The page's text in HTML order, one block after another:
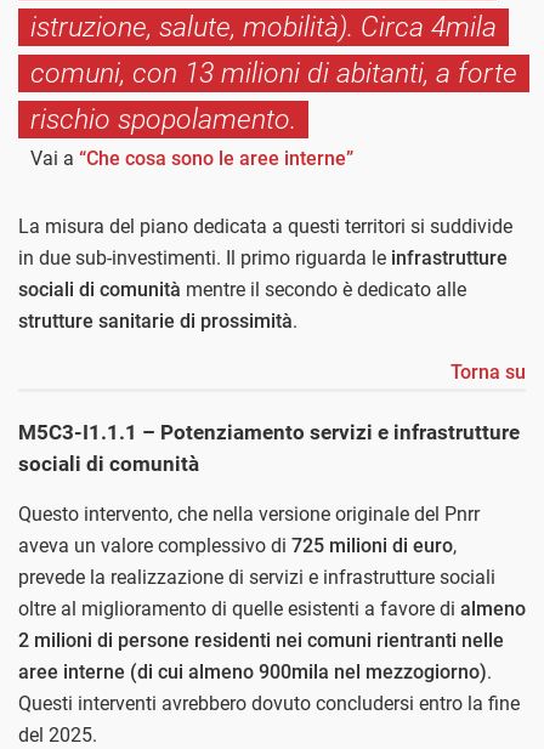
istruzione, salute, mobilità). Circa 4mila
comuni, con 13 milioni di abitanti, a forte
rischio spopolamento.
Vai a “Che cosa sono le aree interne”
La misura del piano dedicata a questi territori si suddivide
in due sub-investimenti. Il primo riguarda le infrastrutture
sociali di comunità mentre il secondo è dedicato alle
strutture sanitarie di prossimità.
Torna su
M5C3-I1.1.1 – Potenziamento servizi e infrastrutture
sociali di comunità
Questo intervento, che nella versione originale del Pnrr
aveva un valore complessivo di 725 milioni di euro,
prevede la realizzazione di servizi e infrastrutture sociali
oltre al miglioramento di quelle esistenti a favore di almeno
2 milioni di persone residenti nei comuni rientranti nelle
aree interne (di cui almeno 900mila nel mezzogiorno).
Questi interventi avrebbero dovuto concludersi entro la fine
del 2025.